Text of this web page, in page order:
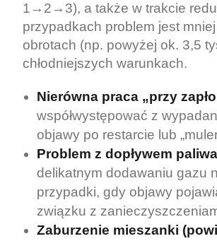
1→2→3), a także w trakcie
przypadkach problem jest
obrotach (np. powyżej ok. 3,5
chłodniejszych warunkach.
Nierówna praca „przy
współwystępować z
objawy po restarcie lub
Problem z dopływem
delikatnym dodawaniu gazu
przypadki, gdy objawy
związku z
Zaburzenie mieszanki